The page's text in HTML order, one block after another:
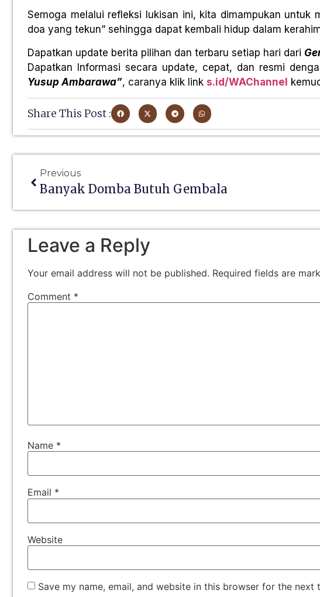
Semoga melalui refleksi lukisan ini, kita dimampukan untuk
doa yang tekun” sehingga dapat kembali hidup dalam
Dapatkan update berita pilihan dan terbaru setiap hari dari
Dapatkan Informasi secara update, cepat, dan resmi
Yusup Ambarawa”, caranya klik link s.id/WAChannel
Share This Post :
Previous
Banyak Domba Butuh Gembala
Leave a Reply
Your email address will not be published. Required fields are
Comment *
Name *
Email *
Website
Save my name, email, and website in this browser for the next